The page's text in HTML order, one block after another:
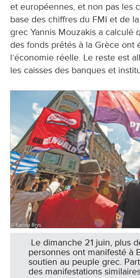
et européennes, et non pas les
base des chiffres du FMI et de
grec Yannis Mouzakis a calculé
des fonds prêtés à la Grèce ont
l’économie réelle. Le reste est
les caisses des banques et
Le dimanche 21 juin, plus
personnes ont manifesté à
soutien au peuple grec.
des manifestations